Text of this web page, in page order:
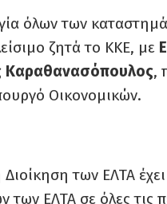
όλων των
ζητά το ΚΚΕ, με
Καραθανασόπουλος,
Οικονομικών.
των ΕΛΤΑ
των ΕΛΤΑ σε όλες τις